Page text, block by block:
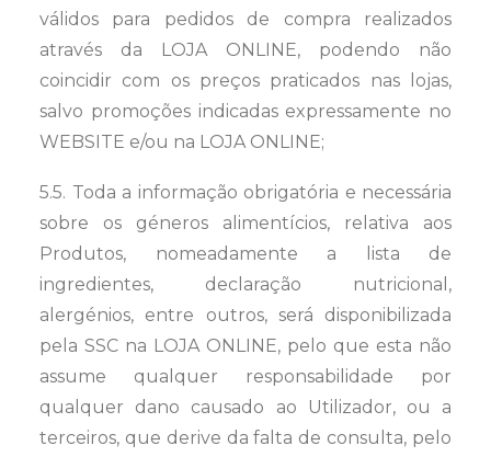
válidos para pedidos de compra realizados
através da LOJA ONLINE, podendo não
coincidir com os preços praticados nas lojas,
salvo promoções indicadas expressamente no
WEBSITE e/ou na LOJA ONLINE;
5.5. Toda a informação obrigatória e necessária
sobre os géneros alimentícios, relativa aos
Produtos, nomeadamente a lista de
ingredientes, declaração nutricional,
alergénios, entre outros, será disponibilizada
pela SSC na LOJA ONLINE, pelo que esta não
assume qualquer responsabilidade por
qualquer dano causado ao Utilizador, ou a
terceiros, que derive da falta de consulta, pelo